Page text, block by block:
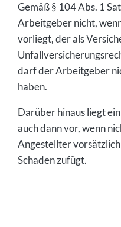
Gemäß § 104 Abs. 1
Arbeitgeber nicht,
vorliegt, der als
darf der Arbeitgeber
haben.
Darüber hinaus liegt
auch dann vor, wenn
Angestellter
Schaden zufügt.